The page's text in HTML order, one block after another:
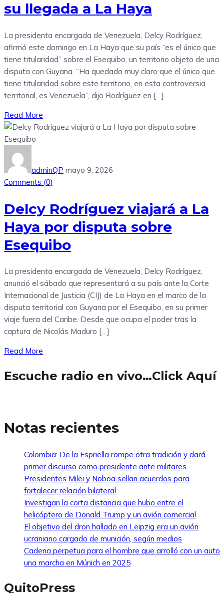
su llegada a La Haya
La presidenta encargada de Venezuela, Delcy Rodríguez,
afirmó este domingo en La Haya que su país “es el único que
tiene titularidad” sobre el Esequibo, un territorio objeto de una
disputa con Guyana. “Ha quedado muy claro que el único que
tiene titularidad sobre este territorio, en esta controversia
territorial, es Venezuela”, dijo Rodríguez en […]
Read More
adminQP mayo 9, 2026
Comments (0)
Delcy Rodríguez viajará a La
Haya por disputa sobre
Esequibo
La presidenta encargada de Venezuela, Delcy Rodríguez,
anunció el sábado que representará a su país ante la Corte
Internacional de Justicia (CIJ) de La Haya en el marco de la
disputa territorial con Guyana por el Esequibo, en su primer
viaje fuera del Caribe. Desde que ocupa el poder tras la
captura de Nicolás Maduro […]
Read More
Escuche radio en vivo…Click Aquí
Notas recientes
Colombia: De la Espriella rompe otra tradición y dará
primer discurso como presidente ante militares
Presidentes Milei y Noboa sellan acuerdos para
fortalecer relación bilateral
Investigan la corta distancia que hubo entre el
helicóptero de Donald Trump y un avión comercial
El objetivo del dron hallado en Leipzig era un avión
ucraniano cargado de munición, según medios
Cadena perpetua para el hombre que arrolló con un auto
una marcha en Múnich en 2025
QuitoPress